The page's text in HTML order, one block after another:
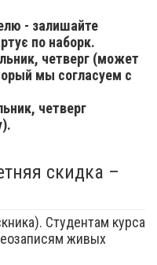
- залишайте
по наборк.
четверг (может
мы согласуем с
четверг
скидка –
Студентам курса
живых